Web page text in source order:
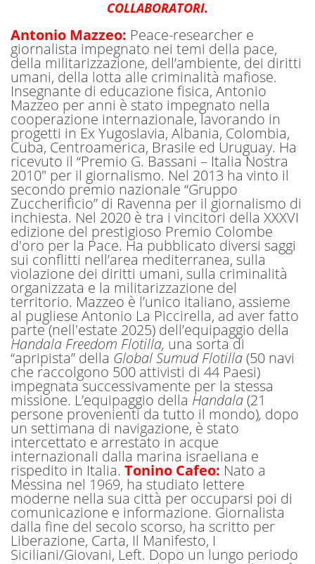
COLLABORATORI.
Antonio Mazzeo: Peace-researcher e
giornalista impegnato nei temi della pace,
della militarizzazione, dell’ambiente, dei diritti
umani, della lotta alle criminalità mafiose.
Insegnante di educazione fisica, Antonio
Mazzeo per anni è stato impegnato nella
cooperazione internazionale, lavorando in
progetti in Ex Yugoslavia, Albania, Colombia,
Cuba, Centroamerica, Brasile ed Uruguay. Ha
ricevuto il “Premio G. Bassani – Italia Nostra
2010″ per il giornalismo. Nel 2013 ha vinto il
secondo premio nazionale “Gruppo
Zuccherificio” di Ravenna per il giornalismo di
inchiesta. Nel 2020 è tra i vincitori della XXXVI
edizione del prestigioso Premio Colombe
d'oro per la Pace. Ha pubblicato diversi saggi
sui conflitti nell’area mediterranea, sulla
violazione dei diritti umani, sulla criminalità
organizzata e la militarizzazione del
territorio. Mazzeo è l’unico italiano, assieme
al pugliese Antonio La Piccirella, ad aver fatto
parte (nell'estate 2025) dell’equipaggio della
Handala Freedom Flotilla, una sorta di
“apripista” della Global Sumud Flotilla(50 navi
che raccolgono 500 attivisti di 44 Paesi)
impegnata successivamente per la stessa
missione. L’equipaggio della Handala(21
persone provenienti da tutto il mondo), dopo
un settimana di navigazione, è stato
intercettato e arrestato in acque
internazionali dalla marina israeliana e
rispedito in Italia. Tonino Cafeo: Nato a
Messina nel 1969, ha studiato lettere
moderne nella sua città per occuparsi poi di
comunicazione e informazione. Giornalista
dalla fine del secolo scorso, ha scritto per
Liberazione, Carta, Il Manifesto, I
Siciliani/Giovani, Left. Dopo un lungo periodo